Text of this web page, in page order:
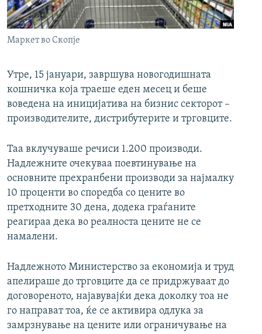
РСЕ веб страници
Маркет во Скопје
Утре, 15 јануари, завршува новогодишната
кошничка која траеше еден месец и беше
воведена на иницијатива на бизнис секторот –
производителите, дистрибутерите и трговците.
Таа вклучуваше речиси 1.200 производи.
Надлежните очекуваа поевтинување на
основните прехранбени производи за најмалку
10 проценти во споредба со цените во
претходните 30 дена, додека граѓаните
реагираа дека во реалноста цените не се
намалени.
Надлежното Министерство за економија и труд
апелираше до трговците да се придржуваат до
договореното, најавувајќи дека доколку тоа не
го направат тоа, ќе се активира одлука за
замрзнување на цените или ограничување на